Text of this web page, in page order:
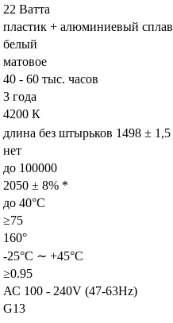
22 Ватта
пластик + алюминиевый сплав
белый
матовое
40 - 60 тыс. часов
3 года
4200 К
длина без штырьков 1498 ±
нет
до 100000
2050 ± 8% *
до 40°С
≥75
160°
-25°С ∼ +45°С
≥0.95
АС 100 - 240V (47-63Hz)
G13